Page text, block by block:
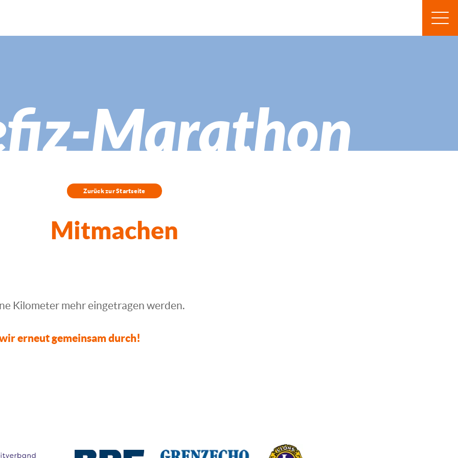
Marathon
Zurück zur Startseite
Mitmachen
Kilometer mehr eingetragen werden.
erneut gemeinsam durch!